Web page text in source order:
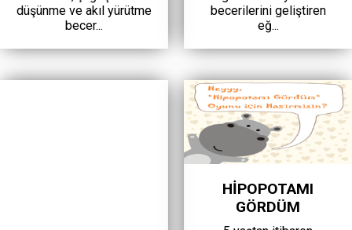
düşünme ve akıl yürütme
becer...
becerilerini geliştiren
eğ...
HİPOPOTAMI
GÖRDÜM